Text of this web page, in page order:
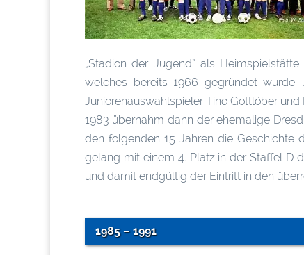
„Stadion der Jugend“ als
welches bereits 1966 gegründet
Juniorenauswahlspieler Tino Gottlöber
1983 übernahm dann der ehemalige
den folgenden 15 Jahren die Geschichte
gelang mit einem 4. Platz in der Staffel D
und damit endgültig der Eintritt in den
1985 – 1991